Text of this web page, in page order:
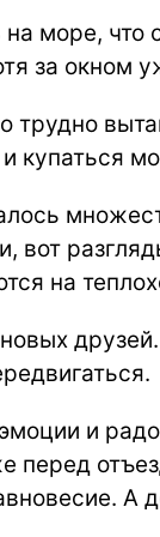
на море,
за окном
трудно
купаться
вот
на
и
перед
А